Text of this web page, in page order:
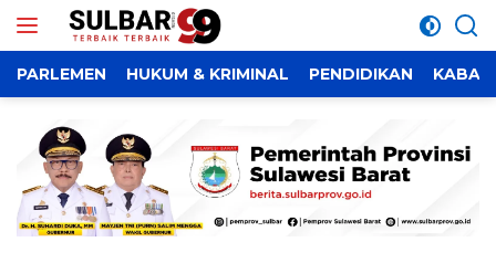
PARLEMEN HUKUM & KRIMINAL PENDIDIKAN KABAR